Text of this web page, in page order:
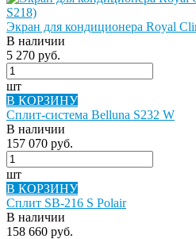
Экран для кондиционера Royal
В наличии
5 270 руб.
шт
В КОРЗИНУ
Сплит-система Belluna S232 W
В наличии
157 070 руб.
шт
В КОРЗИНУ
Сплит SB-216 S Polair
В наличии
158 660 руб.